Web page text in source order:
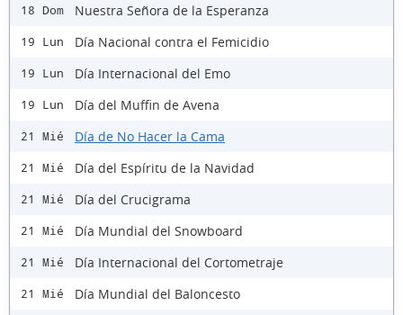
18 Dom Nuestra Señora de la Esperanza
19 Lun Día Nacional contra el Femicidio
19 Lun Día Internacional del Emo
19 Lun Día del Muffin de Avena
21 Mié Día de No Hacer la Cama
21 Mié Día del Espíritu de la Navidad
21 Mié Día del Crucigrama
21 Mié Día Mundial del Snowboard
21 Mié Día Internacional del Cortometraje
21 Mié Día Mundial del Baloncesto